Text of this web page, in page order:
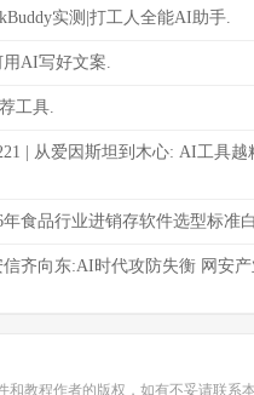
实测|打工人全能AI助手.
用AI写好文案.
工具.
| 从爱因斯坦到木心: AI工具越
年食品行业进销存软件选型标准
信齐向东:AI时代攻防失衡 网安
教程作者的版权，如有不妥请联系